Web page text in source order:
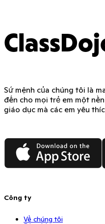
Sứ mệnh của chúng tôi là
đến cho mọi trẻ em một nền
giáo dục mà các em yêu
App Store
Công ty
Về chúng tôi